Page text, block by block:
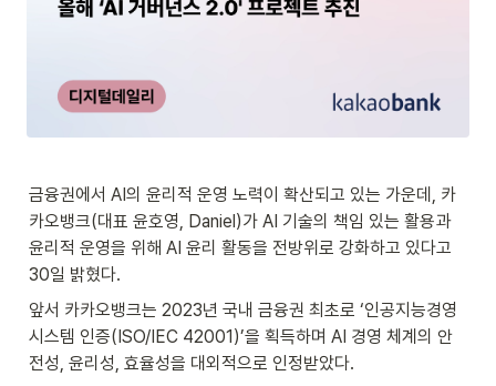
금융권에서 AI의 윤리적 운영 노력이 확산되고 있는 가운데, 카
카오뱅크(대표 윤호영, Daniel)가 AI 기술의 책임 있는 활용과
윤리적 운영을 위해 AI 윤리 활동을 전방위로 강화하고 있다고
30일 밝혔다.
앞서 카카오뱅크는 2023년 국내 금융권 최초로 ‘인공지능경영
시스템 인증(ISO/IEC 42001)’을 획득하며 AI 경영 체계의 안
전성, 윤리성, 효율성을 대외적으로 인정받았다.